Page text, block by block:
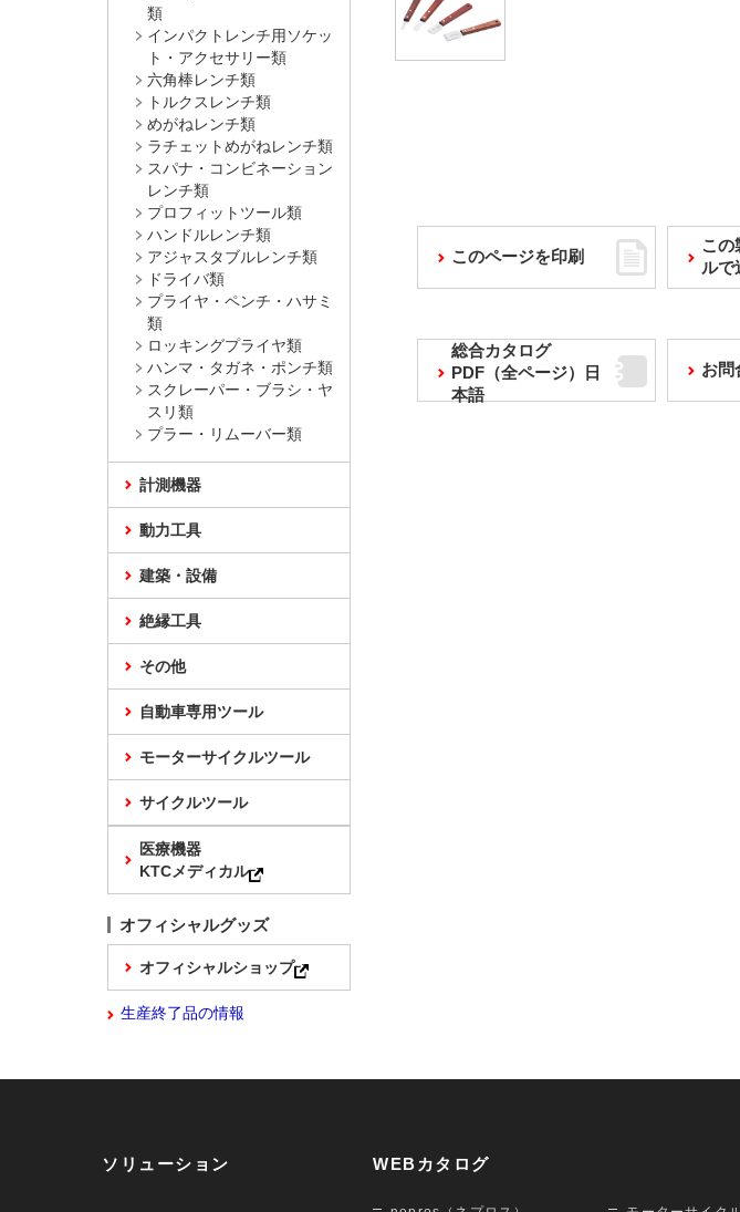
このページを印刷
この
ルで
総合カタログ
PDF（全ページ）日
本語
お問
類
インパクトレンチ用ソケッ
ト・アクセサリー類
六角棒レンチ類
トルクスレンチ類
めがねレンチ類
ラチェットめがねレンチ類
スパナ・コンビネーション
レンチ類
プロフィットツール類
ハンドルレンチ類
アジャスタブルレンチ類
ドライバ類
プライヤ・ペンチ・ハサミ
類
ロッキングプライヤ類
ハンマ・タガネ・ポンチ類
スクレーパー・ブラシ・ヤ
スリ類
プラー・リムーバー類
計測機器
動力工具
建築・設備
絶縁工具
その他
自動車専用ツール
モーターサイクルツール
サイクルツール
医療機器
KTCメディカル
オフィシャルグッズ
オフィシャルショップ
生産終了品の情報
ソリューション WEBカタログ